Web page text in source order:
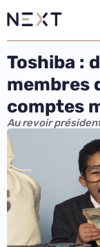
Toshiba :
membres
comptes
Au revoir